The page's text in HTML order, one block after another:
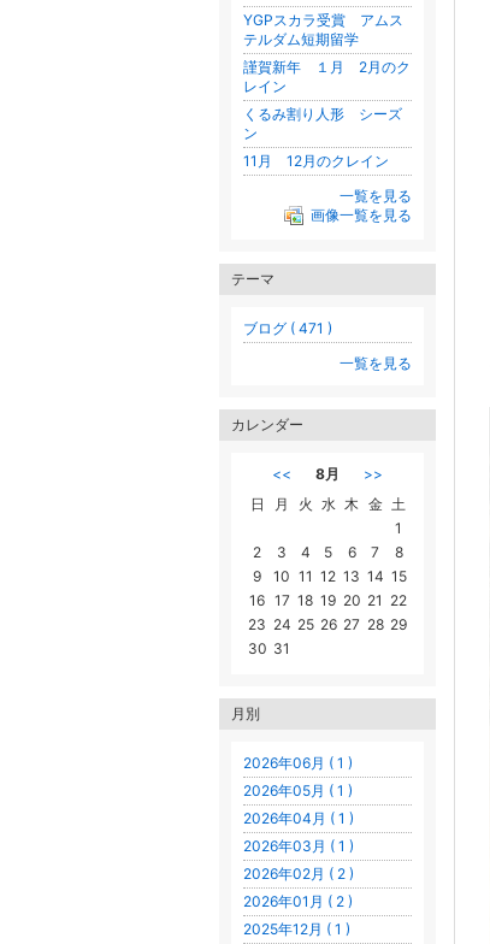
YGPスカラ受賞 アムス
テルダム短期留学
謹賀新年 １月 2月のク
レイン
くるみ割り人形 シーズ
ン
11月 12月のクレイン
一覧を見る
画像一覧を見る
テーマ
ブログ ( 471 )
一覧を見る
カレンダー
<< 8月
>>
日
月 火 水 木 金 土
1
2
3 4 5 6 7
8
9
10 11 12 13 14 15
16 17 18 19 20 21 22
23 24 25 26 27 28 29
30 31
月別
2026年06月 ( 1 )
2026年05月 ( 1 )
2026年04月 ( 1 )
2026年03月 ( 1 )
2026年02月 ( 2 )
2026年01月 ( 2 )
2025年12月 ( 1 )